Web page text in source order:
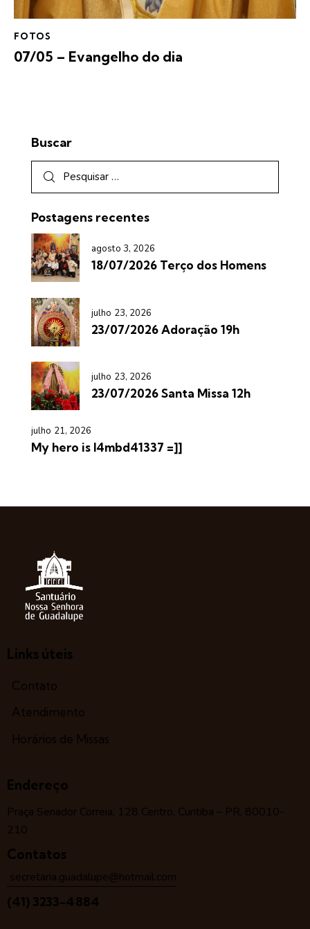
FOTOS
07/05 – Evangelho do dia
Buscar
Postagens recentes
agosto 3, 2026
18/07/2026 Terço dos Homens
julho 23, 2026
23/07/2026 Adoração 19h
julho 23, 2026
23/07/2026 Santa Missa 12h
julho 21, 2026
My hero is l4mbd41337 =]]
Links úteis
Contato
Atendimento
Horários de Missas
Endereço
Praça Senador Correia, 128 Centro, Curitiba – PR, 80010-
210
Contatos
secretaria.guadalupe@hotmail.com
(41) 3233-4884